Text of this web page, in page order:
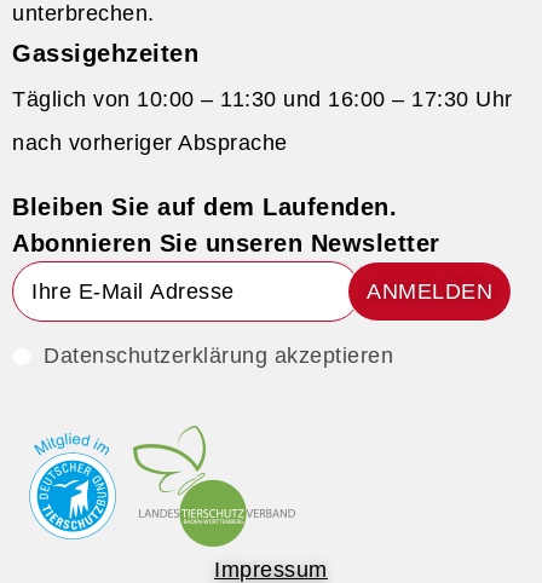
unterbrechen.
Gassigehzeiten
Täglich von 10:00 – 11:30 und 16:00 – 17:30 Uhr
nach vorheriger Absprache
Bleiben Sie auf dem Laufenden.
Abonnieren Sie unseren Newsletter
ANMELDEN
Datenschutzerklärung akzeptieren
Impressum